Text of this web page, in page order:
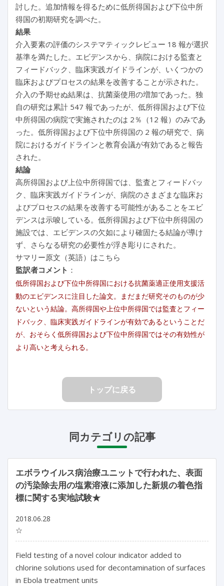
討した。追加情報を得るために低所得国および下位中所
得国の初期研究を調べた。
結果
介入要素の評価のシステマティックレビュー 18 報が選択
基準を満たした。エビデンスから、病院における監査と
フィードバック、臨床実践ガイドラインが、いくつかの
臨床およびプロセスの結果を改善することが示された。
介入の予期せぬ結果は、抗菌薬使用の増加であった。独
自の研究は累計 547 報であったが、低所得国および下位
中所得国の病院で実施されたのは 2％（12 報）のみであ
った。低所得国および下位中所得国の 2 報の研究で、病
院におけるガイドラインと教育会議が有効であると報告
された。
結論
高所得国および上位中所得国では、監査とフィードバッ
ク、臨床実践ガイドラインが、病院のさまざまな臨床お
よびプロセスの結果を改善する可能性があることをエビ
デンスは示唆している。低所得国および下位中所得国の
施設では、エビデンスの欠如により確固たる結論が導け
ず、さらなる研究の必要性が浮き彫りにされた。
サマリー原文（英語）はこちら
監訳者コメント ：
低所得国および下位中所得国における抗菌薬適正使用支援活
動のエビデンスに注目した論文。まだまだ研究そのものが少
ないという結論。高所得国や上位中所得国では監査とフィー
ドバック、臨床実践ガイドラインが有効であるということだ
が、おそらく低所得国および下位中所得国ではその有効性が
より高いと考えられる。
トップに戻る
同カテゴリの記事
エボラウイルス病治療ユニットで行われた、表面
の汚染除去用の塩素溶液に添加した新規の着色指
標に関する実地試験★
2018.06.28
☆
Field testing of a novel colour indicator added to
chlorine solutions used for decontamination of surfaces
in Ebola treatment units